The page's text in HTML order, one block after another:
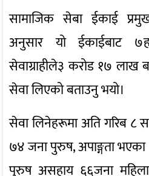
सामाजिक सेबा ईकाई
अनुसार यो ईकाईबाट
सेवाग्राहीले३ करोड १७ लाख
सेवा लिएको बताउनु भयो।
सेवा लिनेहरूमा अति गरिब ८
७४ जना पुरुष, अपाङ्गता
पुरुष असहाय ६६जना